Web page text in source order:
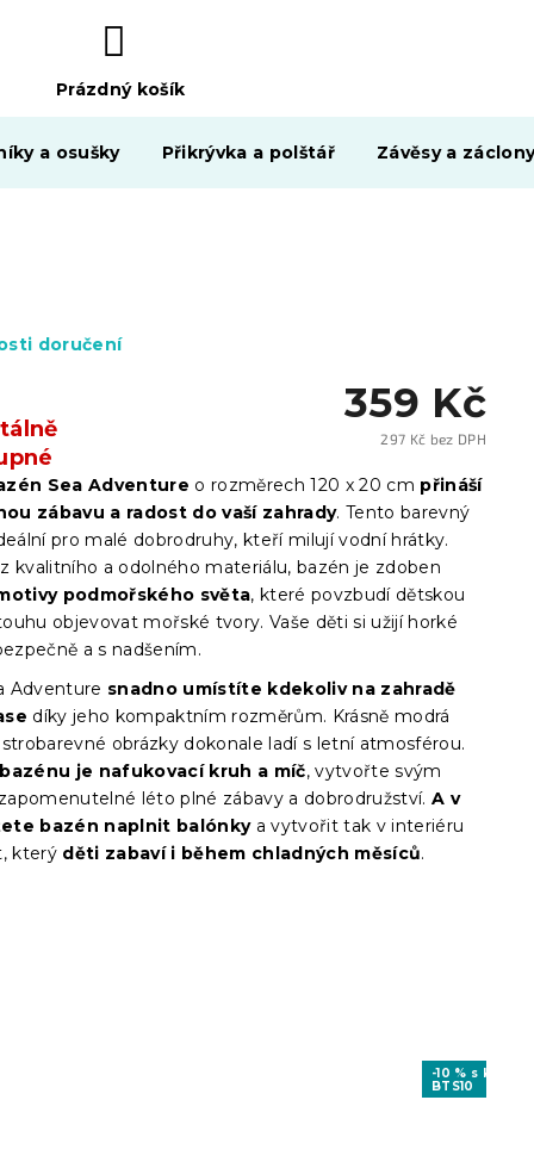
NÁKUPNÍ
KOŠÍK
Prázdný košík
a osušky Přikrývka a polštář Závěsy a
359 Kč
297 Kč bez DPH
doručení
Sea Adventure o rozměrech 120 x 20 cm přináší
zábavu a radost do vaší zahrady. Tento barevný
pro malé dobrodruhy, kteří milují vodní hrátky.
kvalitního a odolného materiálu, bazén je zdoben
podmořského světa, které povzbudí dětskou
objevovat mořské tvory. Vaše děti si užijí horké
a s nadšením.
Adventure snadno umístíte kdekoliv na zahradě
díky jeho kompaktním rozměrům. Krásně modrá
obrázky dokonale ladí s letní atmosférou.
je nafukovací kruh a míč, vytvořte svým
léto plné zábavy a dobrodružství.A v
bazén naplnit balónkya vytvořit tak v interiéru
který děti zabaví i během chladných měsíců.
-10 % s
BTS10